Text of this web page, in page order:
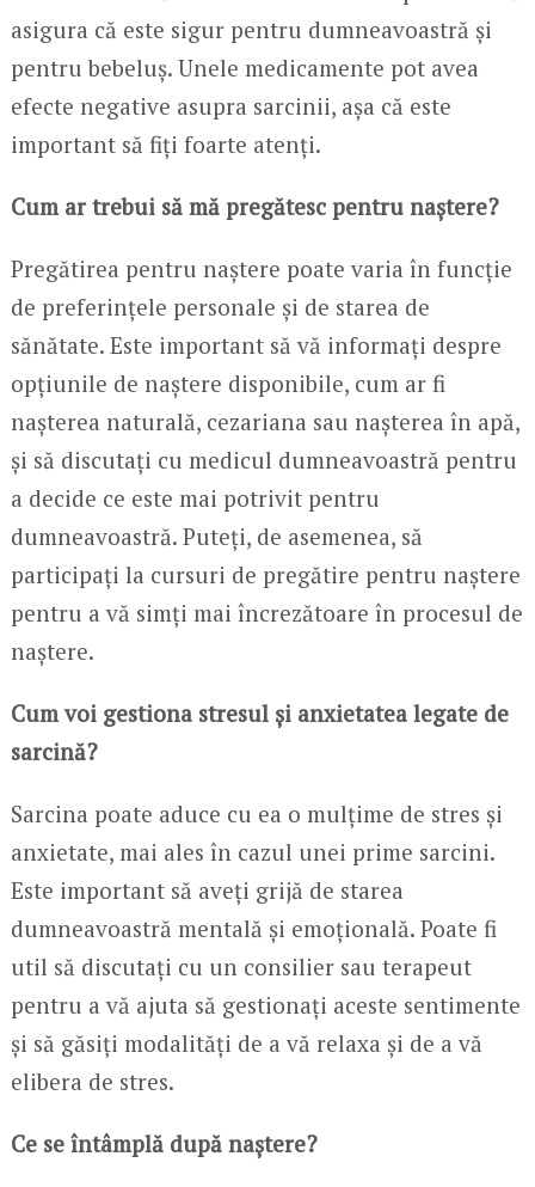
asigura că este sigur pentru dumneavoastră și
pentru bebeluș. Unele medicamente pot avea
efecte negative asupra sarcinii, așa că este
important să fiți foarte atenți.
Cum ar trebui să mă pregătesc pentru naștere?
Pregătirea pentru naștere poate varia în funcție
de preferințele personale și de starea de
sănătate. Este important să vă informați despre
opțiunile de naștere disponibile, cum ar fi
nașterea naturală, cezariana sau nașterea în apă,
și să discutați cu medicul dumneavoastră pentru
a decide ce este mai potrivit pentru
dumneavoastră. Puteți, de asemenea, să
participați la cursuri de pregătire pentru naștere
pentru a vă simți mai încrezătoare în procesul de
naștere.
Cum voi gestiona stresul și anxietatea legate de
sarcină?
Sarcina poate aduce cu ea o mulțime de stres și
anxietate, mai ales în cazul unei prime sarcini.
Este important să aveți grijă de starea
dumneavoastră mentală și emoțională. Poate fi
util să discutați cu un consilier sau terapeut
pentru a vă ajuta să gestionați aceste sentimente
și să găsiți modalități de a vă relaxa și de a vă
elibera de stres.
Ce se întâmplă după naștere?